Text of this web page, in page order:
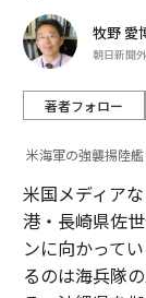
牧野
朝日新聞
著者フォロー
米海軍の強襲揚陸
米国メディア
港・長崎県佐
ンに向かって
るのは海兵隊